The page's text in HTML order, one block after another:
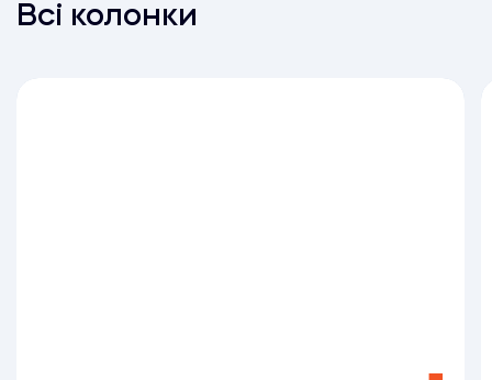
Всі колонки